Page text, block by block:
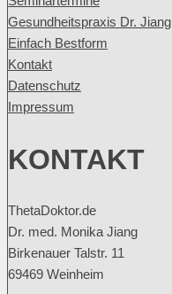
Gesundheitspraxis Dr. Jiang
Einfach Bestform
Kontakt
Datenschutz
Impressum
KONTAKT
ThetaDoktor.de
Dr. med. Monika Jiang
Birkenauer Talstr. 11
69469 Weinheim